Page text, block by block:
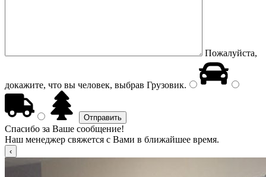
Пожалуйста,
докажите, что вы человек, выбрав Грузовик.
Спасибо за Ваше сообщение!
Наш менеджер свяжется с Вами в ближайшее время.